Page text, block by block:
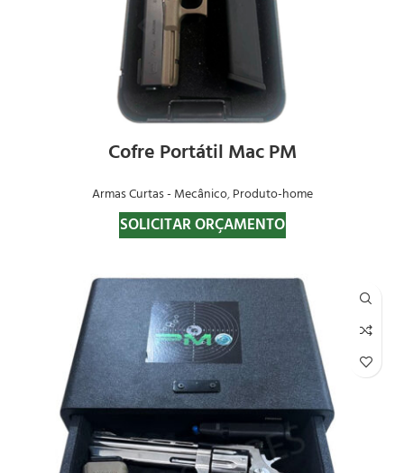
Cofre Portátil Mac PM
Armas Curtas - Mecânico,Produto-home
SOLICITAR ORÇAMENTO